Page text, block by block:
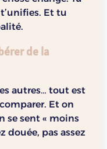
Et tu
de la
autres… tout est
Et on
se sent « moins
douée, pas assez